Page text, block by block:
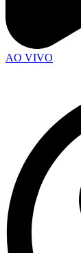
AO VIVO